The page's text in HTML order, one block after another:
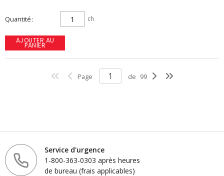
Quantité ch
AJOUTER AU
PANIER
Page de 99
Service d'urgence
1-800-363-0303 après heures
de bureau (frais applicables)